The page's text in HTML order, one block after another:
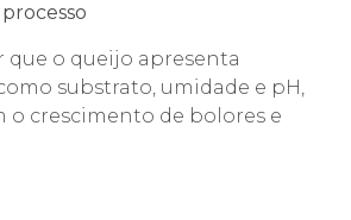
que o queijo apresenta
substrato, umidade e pH,
o crescimento de bolores e